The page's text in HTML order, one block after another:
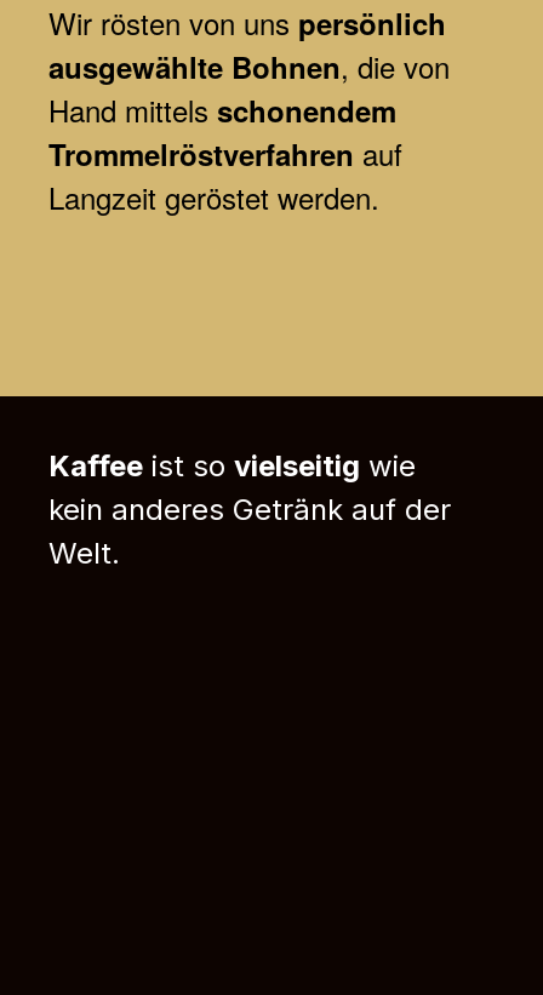
Wir rösten von uns persönlich
ausgewählte Bohnen, die von
Hand mittels schonendem
Trommelröstverfahren auf
Langzeit geröstet werden.
Kaffee ist so vielseitig wie
kein anderes Getränk auf der
Welt.